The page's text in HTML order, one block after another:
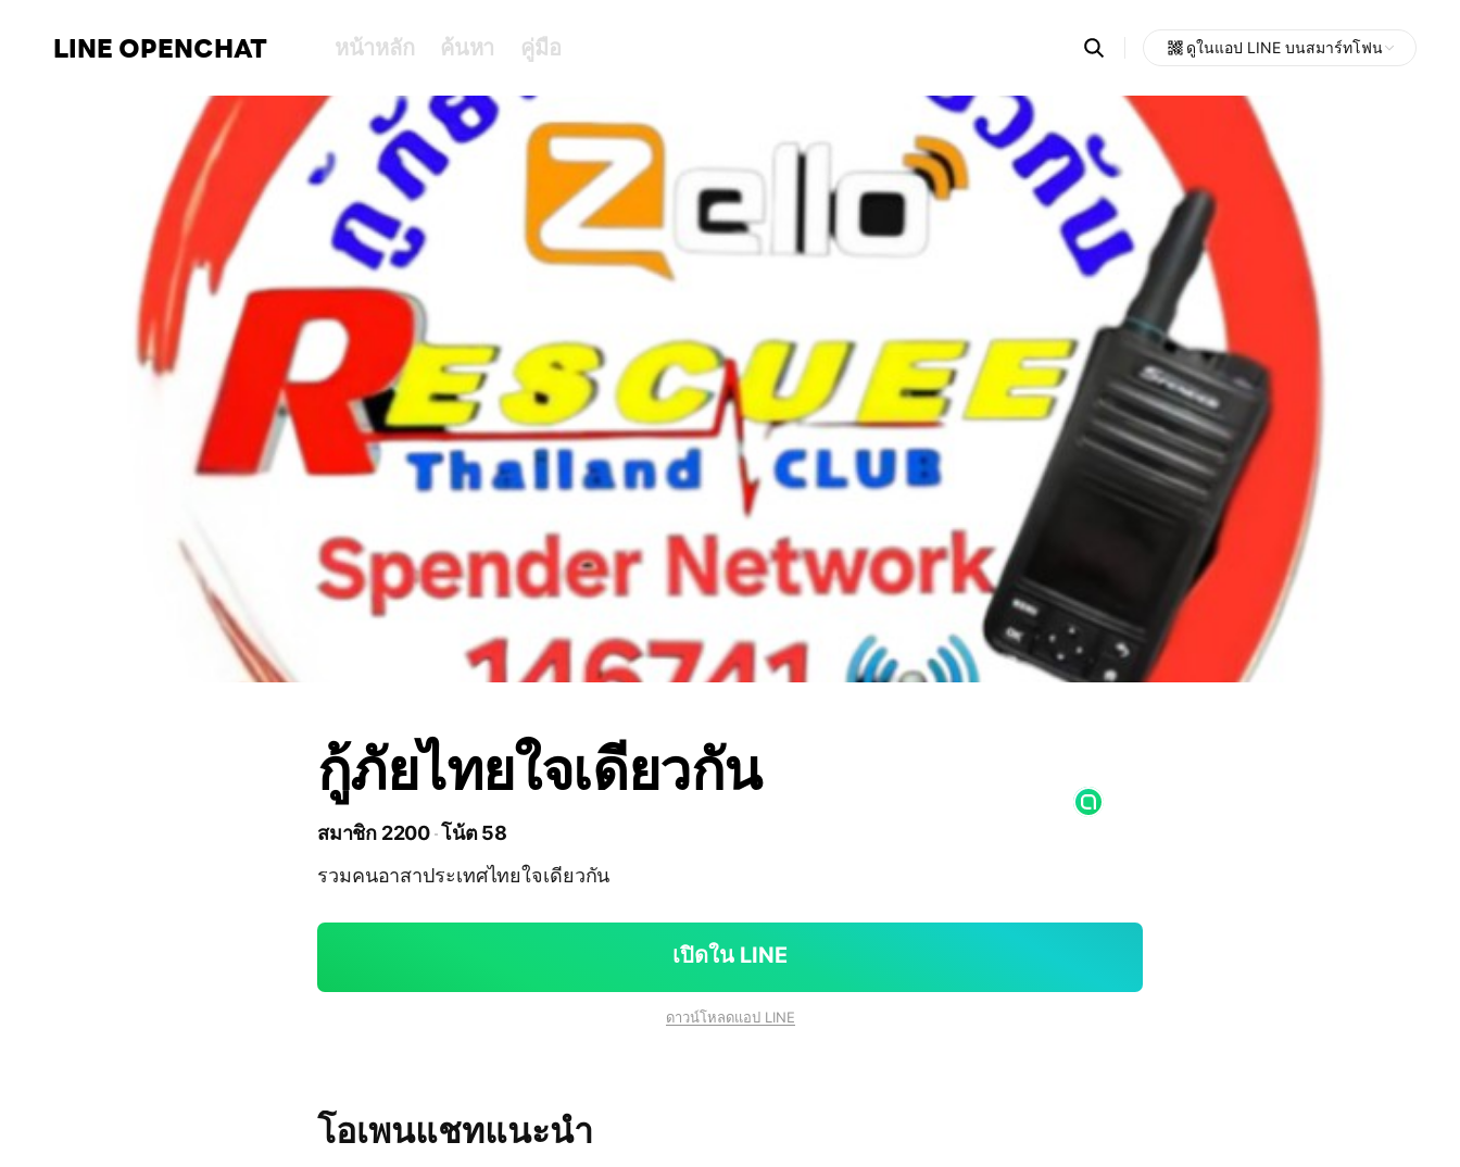
LINE OPENCHAT หน้าหลัก ค้นหา คู่มือ Search
OpenChats
messages
search
ดูในแอป LINE บนสมาร์ทโฟน
กู้ภัยไทยใจเดียวกัน
สมาชิก 2200 โน้ต 58
รวมคนอาสาประเทศไทยใจเดียวกัน
เปิดใน LINE
ดาวน์โหลดแอป LINE
โอเพนแชทแนะนำ